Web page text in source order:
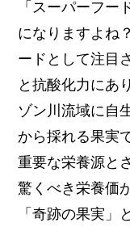
「スーパーフー
になりますよね
ードとして注目
と抗酸化力にあ
ゾン川流域に自
から採れる果実
重要な栄養源と
驚くべき栄養価
「奇跡の果実」